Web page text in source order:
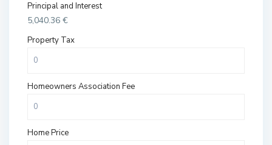
Principal and Interest
5,040.36 €
Property Tax
Homeowners Association Fee
Home Price